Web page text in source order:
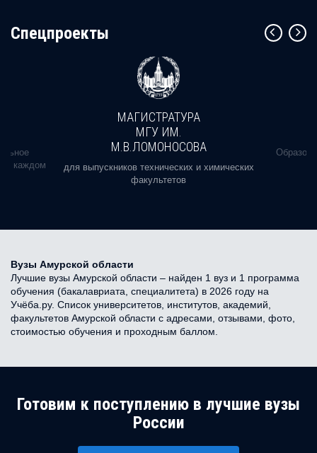
Cпецпроекты
в каждом
МАГИСТРАТУРА
МГУ ИМ.
М.В.ЛОМОНОСОВА
для выпускников технических и химических
факультетов
Вузы Амурской области
Лучшие вузы Амурской области – найден 1 вуз и 1 программа
обучения (бакалавриата, специалитета) в 2026 году на
Учёба.ру. Список университетов, институтов, академий,
факультетов Амурской области с адресами, отзывами, фото,
стоимостью обучения и проходным баллом.
Готовим к поступлению в лучшие вузы
России